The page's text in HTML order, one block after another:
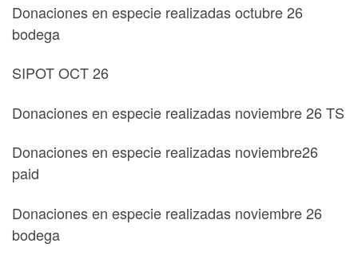
Donaciones en especie realizadas octubre 26
bodega
SIPOT OCT 26
Donaciones en especie realizadas noviembre 26 TS
Donaciones en especie realizadas noviembre26
paid
Donaciones en especie realizadas noviembre 26
bodega